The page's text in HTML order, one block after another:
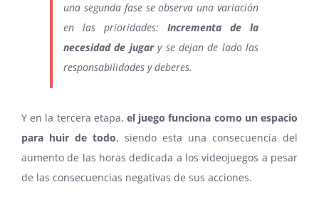
una segunda fase se observa una variación
en las prioridades: Incrementa de la
necesidad de jugary se dejan de lado las
responsabilidades y deberes.
Y en la tercera etapa, el juego funciona como un espacio
para huir de todo, siendo esta una consecuencia del
aumento de las horas dedicada a los videojuegos a pesar
de las consecuencias negativas de sus acciones.